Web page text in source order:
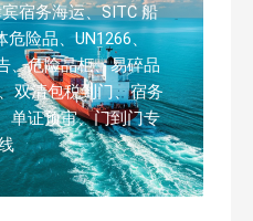
宿务海运、SITC 船
危险品、UN1266、
、危险品柜、易碎品
双清包税到门、宿务
单证预审、门到门专